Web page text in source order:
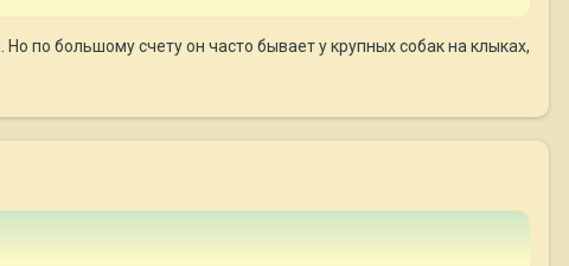
по большому счету он часто бывает у крупных собак на клыках,